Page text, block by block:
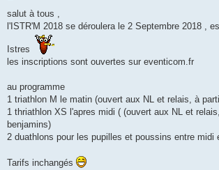
s
a
e
n
o
u
salut à tous ,
l'ISTR'M 2018 se déroulera le 2 Septembre 2018 ,
Istres
les inscriptions sont ouvertes sur eventicom.fr
au programme
1 triathlon M le matin (ouvert aux NL et relais, à
1 thriathlon XS l'apres midi ( (ouvert aux NL et
benjamins)
2 duathlons pour les pupilles et poussins entre midi
Tarifs inchangés